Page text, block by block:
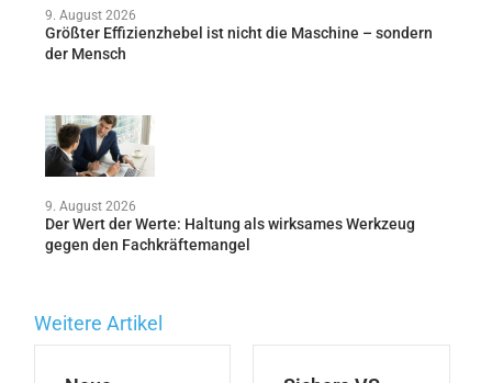
9. August 2026
Größter Effizienzhebel ist nicht die Maschine – sondern
der Mensch
9. August 2026
Der Wert der Werte: Haltung als wirksames Werkzeug
gegen den Fachkräftemangel
Weitere Artikel